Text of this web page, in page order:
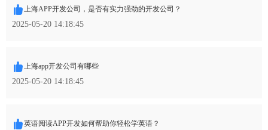
上海APP开发公司，是否有实力强劲的开发公司？
2025-05-20 14:18:45
上海app开发公司有哪些
2025-05-20 14:18:45
英语阅读APP开发如何帮助你轻松学英语？